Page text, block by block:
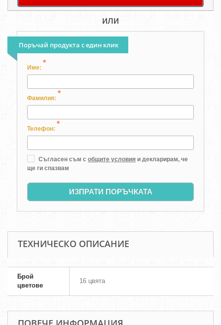
или
Поръчай продукта с един клик
Име:
*
Фамилия:
*
Телефон:
*
Съгласен съм с общите условия и декларирам, че
ще ги спазвам
ИЗПРАТИ ПОРЪЧКАТА
ТЕХНИЧЕСКО ОПИСАНИЕ
Брой
цветове
16 цвята